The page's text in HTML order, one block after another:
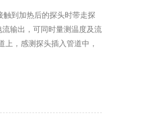
到加热后的探头时带走探
输出，可同时量测温度及流
，感测探头插入管道中，